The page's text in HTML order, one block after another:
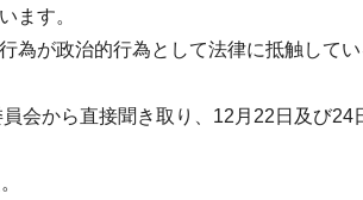
ます。
為が政治的行為として法律に抵触して
会から直接聞き取り、12月22日及び24